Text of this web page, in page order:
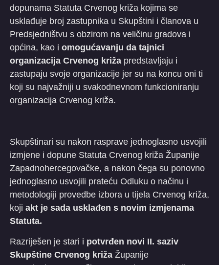
dopunama Statuta Crvenog križa kojima se
usklađuje broj zastupnika u Skupštini i članova u
Predsjedništvu s obzirom na veličinu gradova i
općina, kao i omogućavanju da tajnici
organizacija Crvenog križa predstavljaju i
zastupaju svoje organizacije jer su na koncu oni ti
koji su najvažniji u svakodnevnom funkcioniranju
organizacija Crvenog križa.
Skupštinari su nakon rasprave jednoglasno usvojili
izmjene i dopune Statuta Crvenog križa Županije
Zapadnohercegovačke, a nakon čega su ponovno
jednoglasno usvojili prateću Odluku o načinu i
metodologiji provedbe izbora u tijela Crvenog križa,
koji akt je sada usklađen s novim izmjenama
Statuta.
Razriješen je stari i potvrđen novi II. saziv
Skupštine Crvenog križa Županije